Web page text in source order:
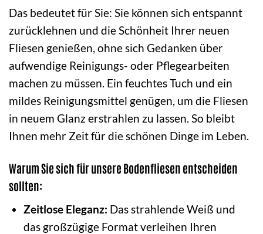
Das bedeutet für Sie: Sie können sich entspannt
zurücklehnen und die Schönheit Ihrer neuen
Fliesen genießen, ohne sich Gedanken über
aufwendige Reinigungs- oder Pflegearbeiten
machen zu müssen. Ein feuchtes Tuch und ein
mildes Reinigungsmittel genügen, um die Fliesen
in neuem Glanz erstrahlen zu lassen. So bleibt
Ihnen mehr Zeit für die schönen Dinge im Leben.
Warum Sie sich für unsere Bodenfliesen entscheiden
sollten:
Zeitlose Eleganz: Das strahlende Weiß und
das großzügige Format verleihen Ihren